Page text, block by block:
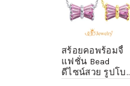
สร้อยคอพร้อมจี้
แฟชั่น Bead
ดีไซน์สวย รูปโบ